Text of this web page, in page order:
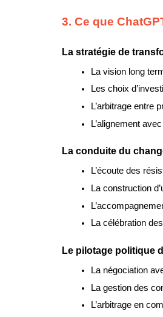
3. Ce que
La stratégie de
La vision long
Les choix
L’arbitrage entre
L’alignement
La conduite du
L’écoute des
La construction
La célébration
Le pilotage politique
La négociation
La gestion des
L’arbitrage en